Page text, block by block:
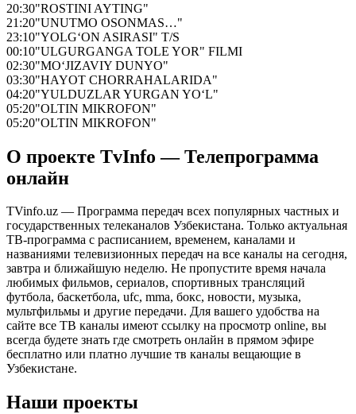
20:30"ROSTINI AYTING"
21:20"UNUTMO OSONMAS…"
23:10"YOLG‘ON ASIRASI" T/S
00:10"ULGURGANGA TOLE YOR" FILMI
02:30"MO‘JIZAVIY DUNYO"
03:30"HAYOT CHORRAHALARIDA"
04:20"YULDUZLAR YURGAN YO‘L"
05:20"OLTIN MIKROFON"
05:20"OLTIN MIKROFON"
О проекте TvInfo — Телепрограмма
онлайн
TVinfo.uz — Программа передач всех популярных частных и
государственных телеканалов Узбекистана. Только актуальная
ТВ-программа с расписанием, временем, каналами и
названиями телевизионных передач на все каналы на сегодня,
завтра и ближайшую неделю. Не пропустите время начала
любимых фильмов, сериалов, спортивных трансляций
футбола, баскетбола, ufc, mma, бокс, новости, музыка,
мультфильмы и другие передачи. Для вашего удобства на
сайте все ТВ каналы имеют ссылку на просмотр online, вы
всегда будете знать где смотреть онлайн в прямом эфире
бесплатно или платно лучшие тв каналы вещающие в
Узбекистане.
Наши проекты